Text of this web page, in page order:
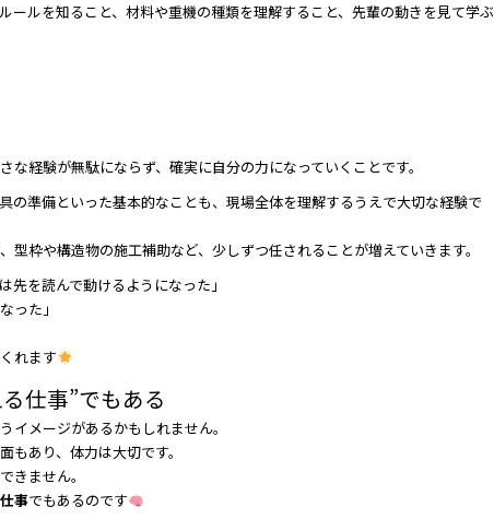
ールを知ること、材料や重機の種類を理解すること、先輩の動きを見て学ぶ
経験が無駄にならず、確実に自分の力になっていくことです。
の準備といった基本的なことも、現場全体を理解するうえで大切な経験で
枠や構造物の施工補助など、少しずつ任されることが増えていきます。
先を読んで動けるようになった」
った」
れます
仕事”でもある
イメージがあるかもしれません。
あり、体力は大切です。
きません。
事でもあるのです